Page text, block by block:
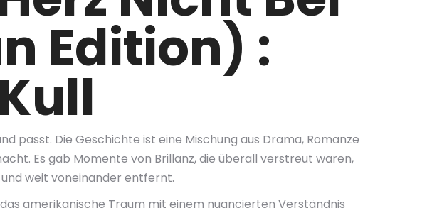
Edition) :
passt. Die Geschichte ist eine Mischung aus Drama, Romanze
Es gab Momente von Brillanz, die überall verstreut waren,
weit voneinander entfernt.
amerikanische Traum mit einem nuancierten Verständnis